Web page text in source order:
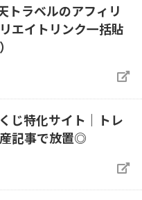
トラベルのアフィリ
エイトリンク一括貼
じ特化サイト｜トレ
記事で放置◎